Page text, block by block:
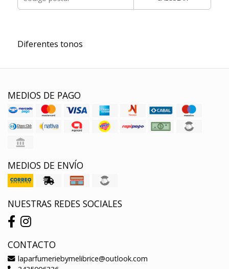
Diferentes tonos
MEDIOS DE PAGO
MEDIOS DE ENVÍO
NUESTRAS REDES SOCIALES
CONTACTO
laparfumeriebymelibrice@outlook.com